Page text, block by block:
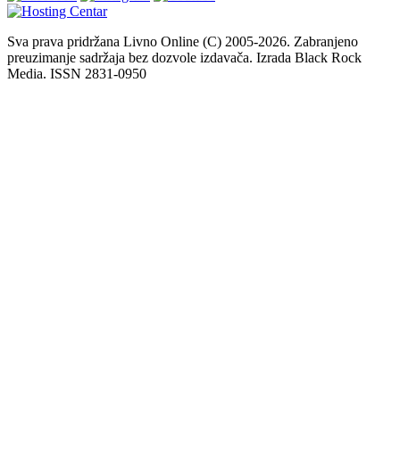
Sva prava pridržana Livno Online (C) 2005-2026. Zabranjeno
preuzimanje sadržaja bez dozvole izdavača. Izrada Black Rock
Media. ISSN 2831-0950